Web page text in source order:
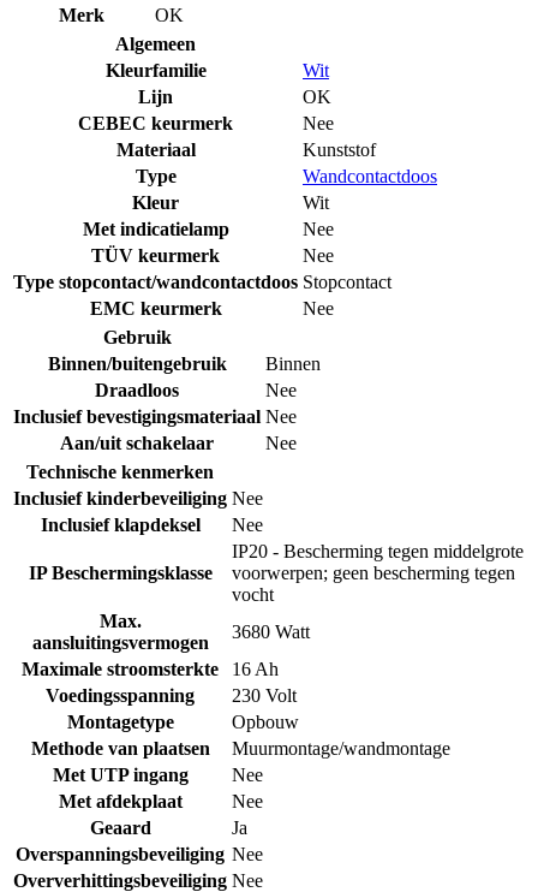
Merk
OK
Algemeen
Kleurfamilie
Wit
Lijn
OK
CEBEC keurmerk
Nee
Materiaal
Kunststof
Type
Wandcontactdoos
Kleur
Wit
Met indicatielamp
Nee
TÜV keurmerk
Nee
Type stopcontact/wandcontactdoos Stopcontact
EMC keurmerk
Nee
Gebruik
Binnen/buitengebruik
Binnen
Draadloos
Nee
Inclusief bevestigingsmateriaal Nee
Aan/uit schakelaar
Nee
Technische kenmerken
Inclusief kinderbeveiliging Nee
Inclusief klapdeksel
Nee
IP Beschermingsklasse
IP20 - Bescherming tegen middelgrote
voorwerpen; geen bescherming tegen
vocht
Max.
aansluitingsvermogen
3680 Watt
Maximale stroomsterkte
16 Ah
Voedingsspanning
230 Volt
Montagetype
Opbouw
Methode van plaatsen
Muurmontage/wandmontage
Met UTP ingang
Nee
Met afdekplaat
Nee
Geaard
Ja
Overspanningsbeveiliging Nee
Oververhittingsbeveiliging Nee